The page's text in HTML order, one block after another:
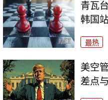
青瓦
韩国
最热
美空
差点